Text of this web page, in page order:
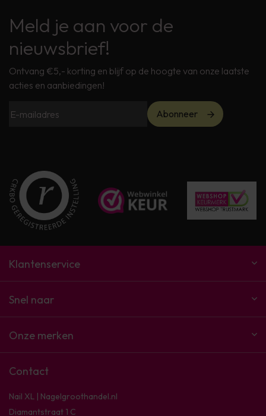
Meld je aan voor de
nieuwsbrief!
Ontvang €5,- korting en blijf op de hoogte van onze laatste
acties en aanbiedingen!
Abonneer
Klantenservice
Snel naar
Onze merken
Contact
Nail XL | Nagelgroothandel.nl
Diamantstraat 1 C